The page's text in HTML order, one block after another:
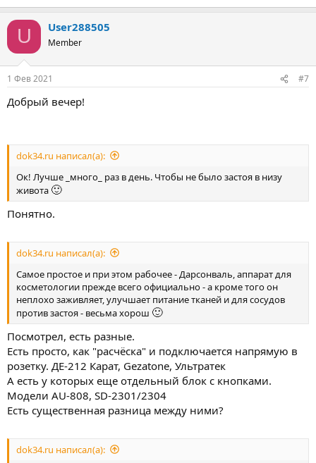
U User288505
Member
1 Фев 2021 #7
Добрый вечер!
dok34.ru написал(а):
Ок! Лучше _много_ раз в день. Чтобы не было застоя в низу
живота 🙂
Понятно.
dok34.ru написал(а):
Самое простое и при этом рабочее - Дарсонваль, аппарат для
косметологии прежде всего официально - а кроме того он
неплохо заживляет, улучшает питание тканей и для сосудов
против застоя - весьма хорош 🙂
Посмотрел, есть разные.
Есть просто, как "расчёска" и подключается напрямую в
розетку. ДЕ-212 Карат, Gezatone, Ультратек
А есть у которых еще отдельный блок с кнопками.
Модели AU-808, SD-2301/2304
Есть существенная разница между ними?
dok34.ru написал(а):